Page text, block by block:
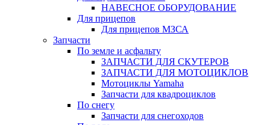
НАВЕСНОЕ ОБОРУДОВАНИЕ
Для прицепов
Для прицепов МЗСА
Запчасти
По земле и асфальту
ЗАПЧАСТИ ДЛЯ СКУТЕРОВ
ЗАПЧАСТИ ДЛЯ МОТОЦИКЛОВ
Мотоциклы Yamaha
Запчасти для квадроциклов
По снегу
Запчасти для снегоходов